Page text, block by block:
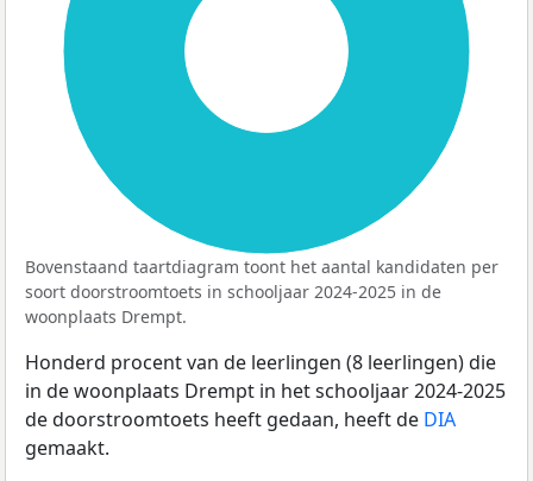
Bovenstaand taartdiagram toont het aantal kandidaten per
soort doorstroomtoets in schooljaar 2024-2025 in de
woonplaats Drempt.
Honderd procent van de leerlingen (8 leerlingen) die
in de woonplaats Drempt in het schooljaar 2024-2025
de doorstroomtoets heeft gedaan, heeft de DIA
gemaakt.